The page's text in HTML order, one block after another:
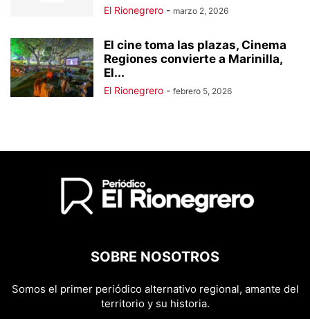
El Rionegrero - marzo 2, 2026
El cine toma las plazas, Cinema
Regiones convierte a Marinilla,
El...
El Rionegrero - febrero 5, 2026
SOBRE NOSOTROS
Somos el primer periódico alternativo regional, amante del
territorio y su historia.